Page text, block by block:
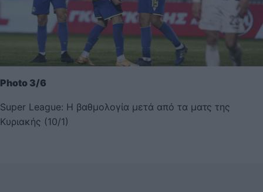
Photo 3/6
Super League: Η βαθμολογία μετά από τα ματς της
Κυριακής (10/1)